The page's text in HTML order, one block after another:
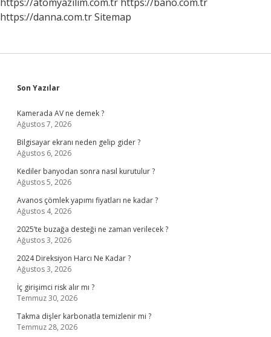
https://danna.com.trSitemap
Sidebar
Son Yazılar
Kamerada AV ne demek ?
Ağustos 7, 2026
Bilgisayar ekranı neden gelip gider ?
Ağustos 6, 2026
Kediler banyodan sonra nasıl kurutulur ?
Ağustos 5, 2026
Avanos çömlek yapımı fiyatları ne kadar ?
Ağustos 4, 2026
2025’te buzağa desteği ne zaman verilecek ?
Ağustos 3, 2026
2024 Direksiyon Harcı Ne Kadar ?
Ağustos 3, 2026
İç girişimci risk alır mı ?
Temmuz 30, 2026
Takma dişler karbonatla temizlenir mi ?
Temmuz 28, 2026